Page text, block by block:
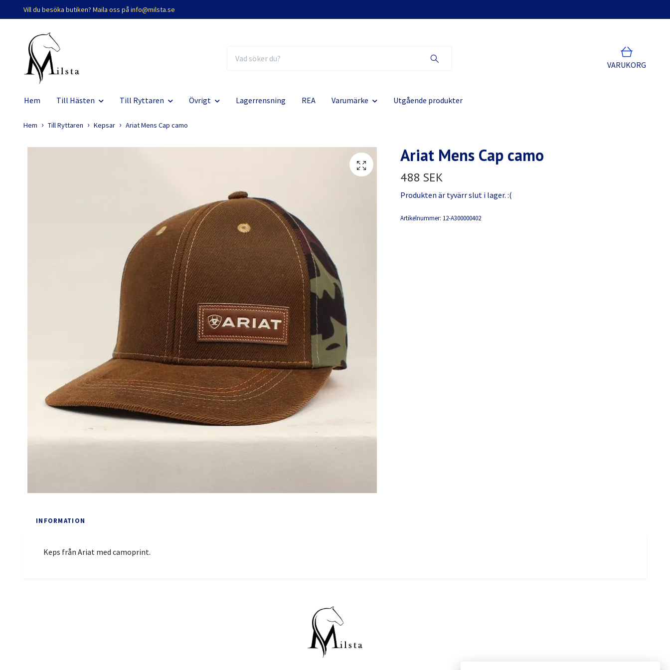
Vill du besöka butiken? Maila oss på info@milsta.se
VARUKORG
Hem Till Hästen Till Ryttaren Övrigt Lagerrensning REA Varumärke Utgående produkter
Hem Till Ryttaren Kepsar Ariat Mens Cap camo
Ariat Mens Cap camo
488 SEK
Produkten är tyvärr slut i lager. :(
Artikelnummer: 12-A300000402
INFORMATION
Keps från Ariat med camoprint.